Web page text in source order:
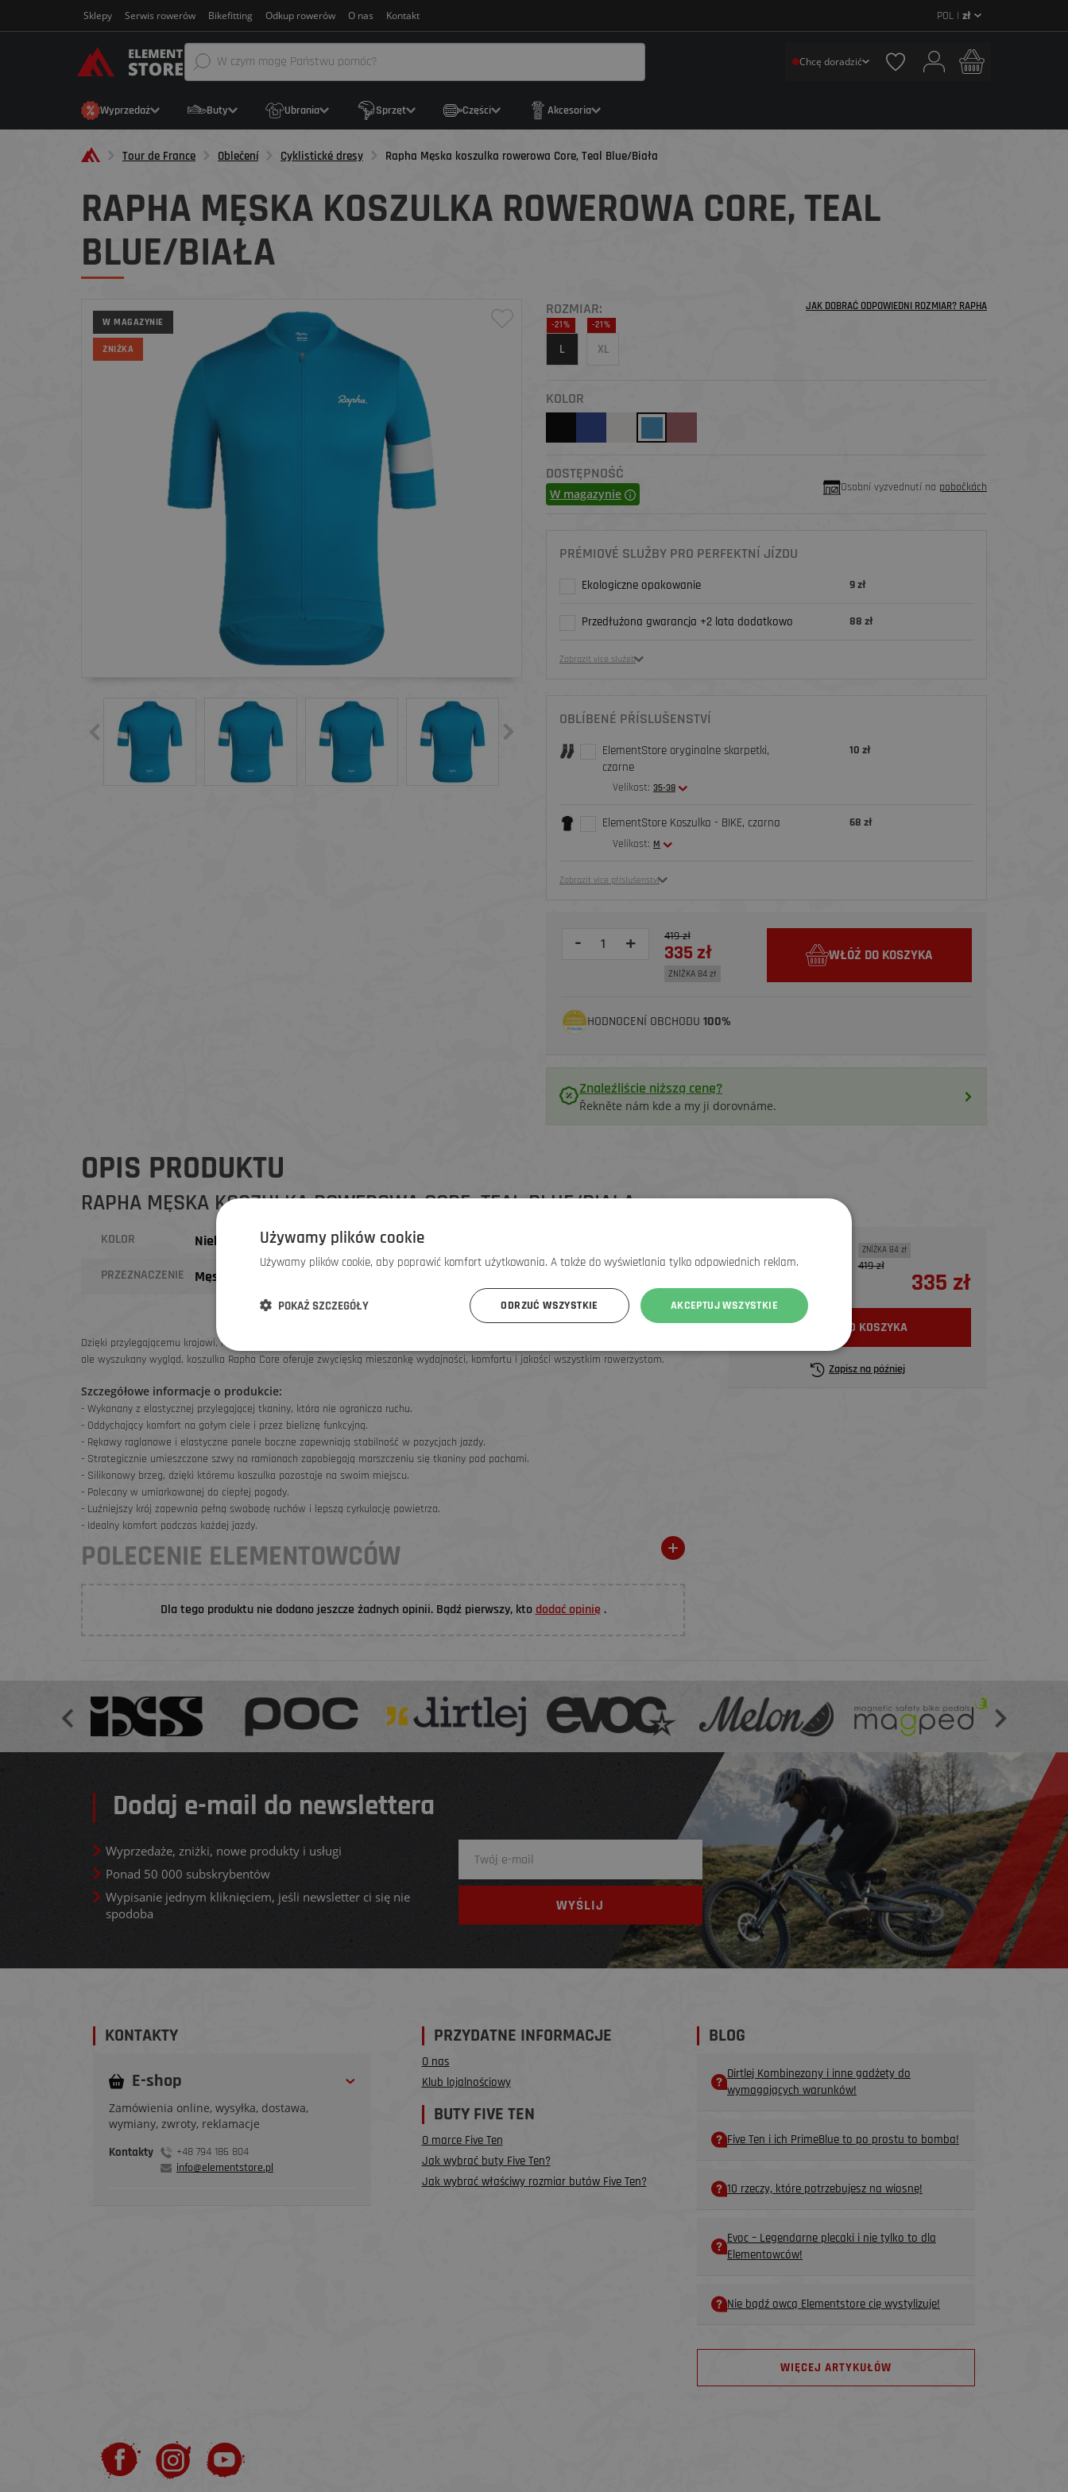
Sklepy Serwis rowerów Bikefitting Odkup rowerów O nas Kontakt POL | zł
Chcę doradzić
Wyprzedaż Buty Ubrania Sprzęt Części Akcesoria
Tour de France Oblečení Cyklistické dresy Rapha Męska koszulka rowerowa Core, Teal Blue/Biała
RAPHA MĘSKA KOSZULKA ROWEROWA CORE, TEAL
BLUE/BIAŁA
W MAGAZYNIE
ZNIŻKA
ROZMIAR: JAK DOBRAĆ ODPOWIEDNI ROZMIAR? RAPHA
-21%
L
-21%
XL
KOLOR
DOSTĘPNOŚĆ
W magazynie Osobní vyzvednutí na pobočkách
PRÉMIOVÉ SLUŽBY PRO PERFEKTNÍ JÍZDU
Ekologiczne opakowanie 9 zł
Przedłużona gwarancja +2 lata dodatkowo 88 zł
Zobrazit více služeb
OBLÍBENÉ PŘÍSLUŠENSTVÍ
ElementStore oryginalne skarpetki,
czarne
Velikost: 35-38
10 zł
ElementStore Koszulka - BIKE, czarna
Velikost: M
68 zł
Zobrazit více příslušenství
- + 419 zł
335 zł
ZNİŻKA 84 zł
WŁÓŻ DO KOSZYKA
HODNOCENÍ OBCHODU 100%
Znaleźliście niższą cenę?
Řekněte nám kde a my ji dorovnáme.
OPIS PRODUKTU
RAPHA MĘSKA KOSZULKA ROWEROWA CORE, TEAL BLUE/BIAŁA
KOLOR Niebieski
PRZEZNACZENIE Męskie
Dzięki przylegającemu krojowi, który umożliwia swobodny ruch, oraz charakterystycznemu paskowi na rękawie, który dopełnia prosty,
ale wyszukany wygląd, koszulka Rapha Core oferuje zwycięską mieszankę wydajności, komfortu i jakości wszystkim rowerzystom.
Szczegółowe informacje o produkcie:
- Wykonany z elastycznej przylegającej tkaniny, która nie ogranicza ruchu.
- Oddychający komfort na gołym ciele i przez bieliznę funkcyjną.
- Rękawy raglanowe i elastyczne panele boczne zapewniają stabilność w pozycjach jazdy.
- Strategicznie umieszczone szwy na ramionach zapobiegają marszczeniu się tkaniny pod pachami.
- Silikonowy brzeg, dzięki któremu koszulka pozostaje na swoim miejscu.
- Polecany w umiarkowanej do ciepłej pogody.
- Luźniejszy krój zapewnia pełną swobodę ruchów i lepszą cyrkulację powietrza.
- Idealny komfort podczas każdej jazdy.
POLECENIE ELEMENTOWCÓW
Dla tego produktu nie dodano jeszcze żadnych opinii. Bądź pierwszy, kto dodać opinię .
100%
ZNİŻKA 84 zł
419 zł
335 zł
WŁÓŻ DO KOSZYKA
Zapisz na później
Dodaj e-mail do newslettera
Wyprzedaże, zniżki, nowe produkty i usługi
Ponad 50 000 subskrybentów
Wypisanie jednym kliknięciem, jeśli newsletter ci się nie
spodoba
KONTAKTY
E-shop
Zamówienia online, wysyłka, dostawa,
wymiany, zwroty, reklamacje
Kontakty
+48 794 186 804
info@elementstore.pl
PRZYDATNE INFORMACJE
O nas
Klub lojalnościowy
BUTY FIVE TEN
O marce Five Ten
Jak wybrać buty Five Ten?
Jak wybrać właściwy rozmiar butów Five Ten?
BLOG
Dirtlej Kombinezony i inne gadżety do
wymagających warunków!
Five Ten i ich PrimeBlue to po prostu to bomba!
10 rzeczy, które potrzebujesz na wiosnę!
Evoc – Legendarne plecaki i nie tylko to dla
Elementowców!
Nie bądź owcą Elementstore cię wystylizuje!
WIĘCEJ ARTYKUŁÓW
Używamy plików cookie
Używamy plików cookie, aby poprawić komfort użytkowania. A także do wyświetlania tylko odpowiednich reklam.
AKCEPTUJ WSZYSTKIE
ODRZUĆ WSZYSTKIE
POKAŻ SZCZEGÓŁY